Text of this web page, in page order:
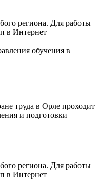
региона. Для работы
в Интернет
обучения в
труда в Орле проходит
и подготовки
региона. Для работы
в Интернет